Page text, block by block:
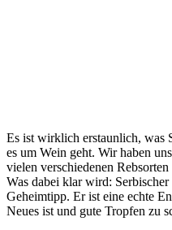
Es ist wirklich erstaunlich, was
es um Wein geht. Wir haben
vielen verschiedenen
Was dabei klar wird:
Geheimtipp. Er ist eine echte
Neues ist und gute Tropfen zu